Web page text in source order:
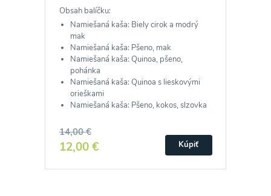
Obsah balíčku:
Namiešaná kaša: Biely cirok a modrý
mak
Namiešaná kaša: Pšeno, mak
Namiešaná kaša: Quinoa, pšeno,
pohánka
Namiešaná kaša: Quinoa s lieskovými
orieškami
Namiešaná kaša: Pšeno, kokos, slzovka
14,00 €
12,00 € Kúpiť